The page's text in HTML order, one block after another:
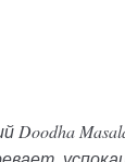
Doodha